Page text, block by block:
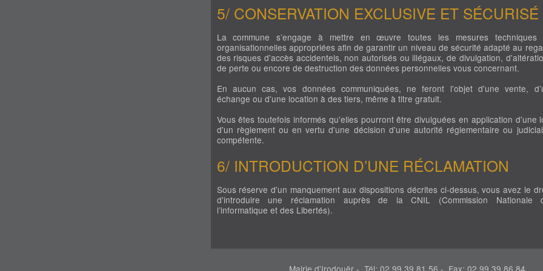
5/ CONSERVATION EXCLUSIVE ET SÉCURISÉ
La commune s’engage à mettre en œuvre toutes les mesures techniques
organisationnelles appropriées afin de garantir un niveau de sécurité adapté au
des risques d'accès accidentels, non autorisés ou illégaux, de divulgation,
de perte ou encore de destruction des données personnelles vous concernant.
En aucun cas, vos données communiquées, ne feront l'objet d'une vente,
échange ou d'une location à des tiers, même à titre gratuit.
Vous êtes toutefois informés qu'elles pourront être divulguées en application d'une
d'un règlement ou en vertu d'une décision d'une autorité réglementaire ou
compétente.
6/ INTRODUCTION D’UNE RÉCLAMATION
Sous réserve d'un manquement aux dispositions décrites ci-dessus, vous avez le
d'introduire une réclamation auprès de la CNIL (Commission Nationale
l’informatique et des Libertés).
Mairie d'Irodouër - Tél: 02 99 39 81 56 - Fax: 02 99 39 86 84